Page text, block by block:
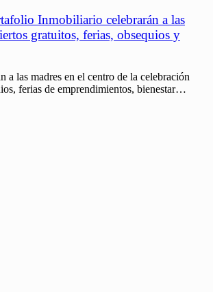
Inmobiliario celebrarán a las
gratuitos, ferias, obsequios y
a las madres en el centro de la celebración
ferias de emprendimientos, bienestar…